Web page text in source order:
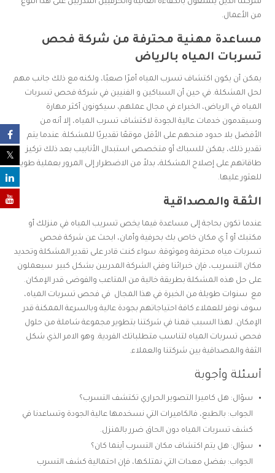
من الأعمال.
مساعدة مهنية محترفة من شركة فحص
تسربات المياه بالرياض
يمكن أن يكون اكتشاف تسرب المياه أمرًا صعبًا، ولكنه مع ذلك جانب مهم
لحل المشكلة. في حين أن السباكين و الفنيين في شركة فحص تسربات
المياه في الرياض، الخبراء في مجال عملهم، سيكونون أكثر مهارة
وسيقدمون خدمات عالية الجودة لاكتشاف تسرب المياه، إلا أنه من
الأفضل بلا حدود منحهم على الأقل موقعًا تقديريًا للمشكلة. عندما يتم
تقدير ذلك، يمكن للسباك أو متخصص استبدال الأنابيب بعد ذلك تركيز
طاقاتهم على إصلاح المشكلة، بدلاً من الاضطرار إلى المرور بعملية طويلة
للعثور عليها.
الثقة والمصداقية
عندما تكون بحاجة إلى مساعدة فيما يخص تسريب المياه في منزلك أو
مكتبك أو أ ي مكان خاص بك بحرفية وأمان، ابحث عن شركة فحص
تسربات مياه محترفة وموثوقة. سواء كنت قادر على تقدير المشكلة وتحديد
مكان التسريب، فإن خبرائنا وفني الشركة المدربين بشكل كبير سيعملون
على حل هذه المشكلة بطريقة خالية من المتاعب والفوضى قدر الإمكان.
مع سنوات طويلة من الخبرة في هذا المجال في فحص تسربات المياه،
سوف نوفر للعملاء كافة احتياجاتهم بجودة عالية وبالسرعة الممكنة قدر
الإمكان. لهذا السبب قمنا في شركتنا بتطوير مجموعة شاملة من حلول
فحص تسربات المياه لتناسب متطلباتك الفردية. وهو الامر الذي شكل
الثقة والمصداقية بين شركتنا والعملاء.
أسئلة وأجوبة
سؤال: هل كاميرا التصوير الحراري تكتشف التسرب؟
الجواب: بالطبع، فالكاميرات التي نسخدمها عالية الجودة وتساعدنا في
كشف تسربات المياه دون الحاق ضرر بالمنزل.
سؤال: هل يتم اكتشاف مكان التسرب أينما كان؟
الجواب: بفضل معدات التي نمتلكها، فإن احتمالية كشف التسرب